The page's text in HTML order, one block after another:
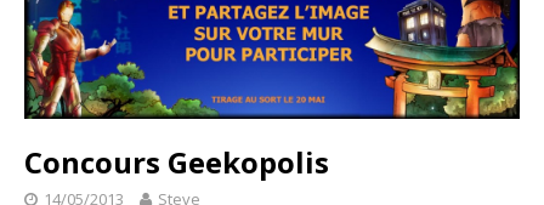
Concours Geekopolis
14/05/2013 Steve